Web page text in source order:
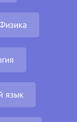
язык